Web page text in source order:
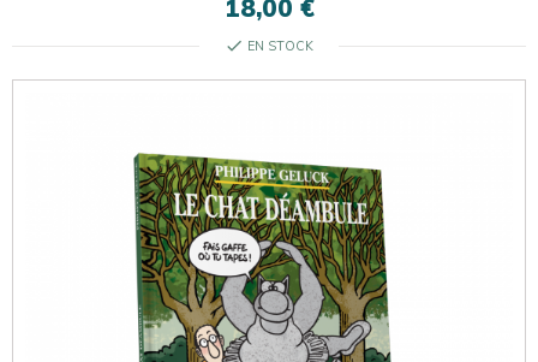
18,00 €
check EN STOCK